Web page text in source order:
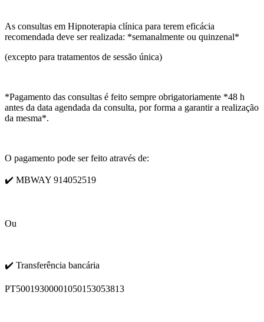
As consultas em Hipnoterapia clínica para terem eficácia
recomendada deve ser realizada: *semanalmente ou quinzenal*
(excepto para tratamentos de sessão única)
*Pagamento das consultas é feito sempre obrigatoriamente *48 h
antes da data agendada da consulta, por forma a garantir a realização
da mesma*.
O pagamento pode ser feito através de:
✔️ MBWAY 914052519
Ou
✔️ Transferência bancária
PT50019300001050153053813